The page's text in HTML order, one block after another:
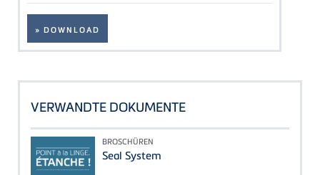
» DOWNLOAD
VERWANDTE DOKUMENTE
BROSCHÜREN
Seal System